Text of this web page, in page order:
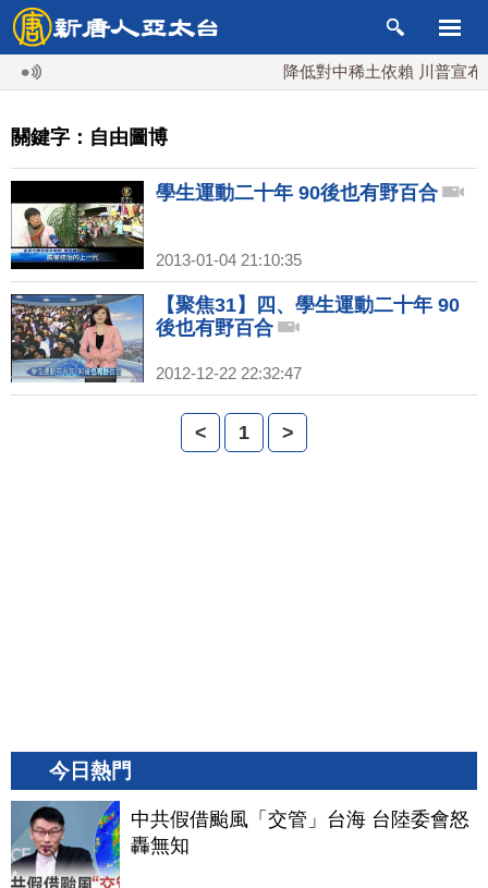
降低對中稀土依賴 川普宣布
關鍵字：自由圖博
學生運動二十年 90後也有野百合
2013-01-04 21:10:35
【聚焦31】四、學生運動二十年 90
後也有野百合
2012-12-22 22:32:47
< 1 >
今日熱門
中共假借颱風「交管」台海 台陸委會怒
轟無知